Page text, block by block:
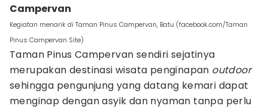
Campervan
Kegiatan menarik di Taman Pinus Campervan, Batu (facebook.com/Taman
Pinus Campervan Site)
Taman Pinus Campervan sendiri sejatinya
merupakan destinasi wisata penginapan outdoor
sehingga pengunjung yang datang kemari dapat
menginap dengan asyik dan nyaman tanpa perlu